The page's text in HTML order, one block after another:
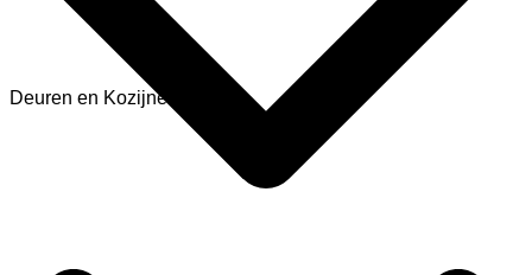
Deuren en Kozijnen